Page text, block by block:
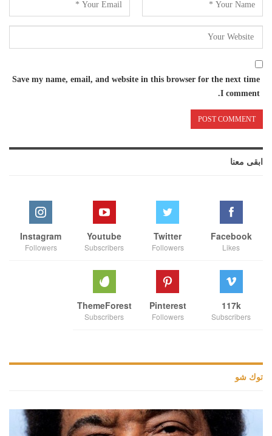
Save my name, email, and website in this browser for the next time
I comment.
ابقى معنا
Facebook
Likes
Twitter
Followers
Youtube
Subscribers
Instagram
Followers
117k
Subscribers
Pinterest
Followers
ThemeForest
Subscribers
توك شو